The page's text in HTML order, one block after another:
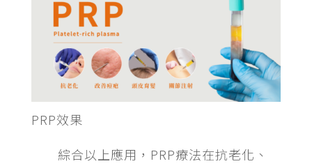
PRP效果
綜合以上應用，PRP療法在抗老化、